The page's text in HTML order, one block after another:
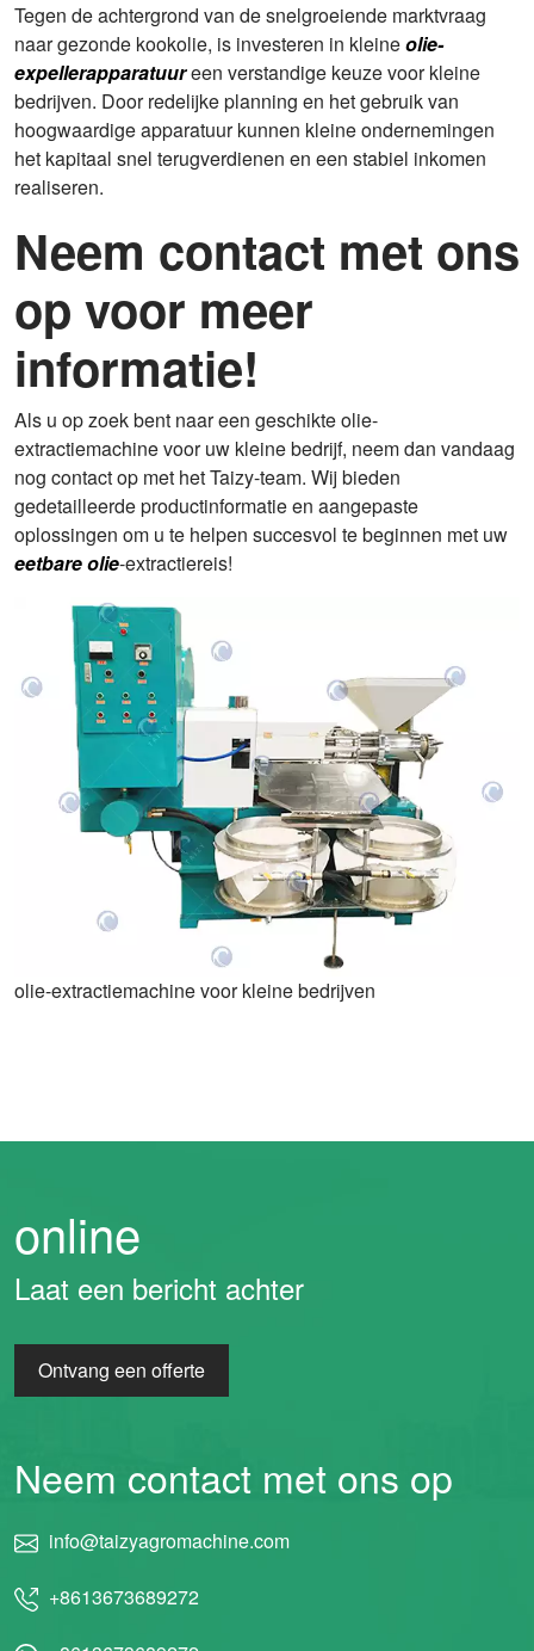
Tegen de achtergrond van de snelgroeiende marktvraag
naar gezonde kookolie, is investeren in kleineolie-
expellerapparatuureen verstandige keuze voor kleine
bedrijven. Door redelijke planning en het gebruik van
hoogwaardige apparatuur kunnen kleine ondernemingen
het kapitaal snel terugverdienen en een stabiel inkomen
realiseren.
Neem contact met ons
op voor meer
informatie!
Als u op zoek bent naar een geschikte olie-
extractiemachine voor uw kleine bedrijf, neem dan vandaag
nog contact op met het Taizy-team. Wij bieden
gedetailleerde productinformatie en aangepaste
oplossingen om u te helpen succesvol te beginnen met uw
eetbare olie-extractiereis!
olie-extractiemachine voor kleine bedrijven
online
Laat een bericht achter
Ontvang een offerte
Neem contact met ons op
info@taizyagromachine.com
+8613673689272